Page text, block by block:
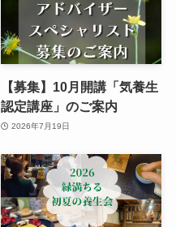
【募集】10月開講「気養生
認定講座」のご案内
2026年7月19日